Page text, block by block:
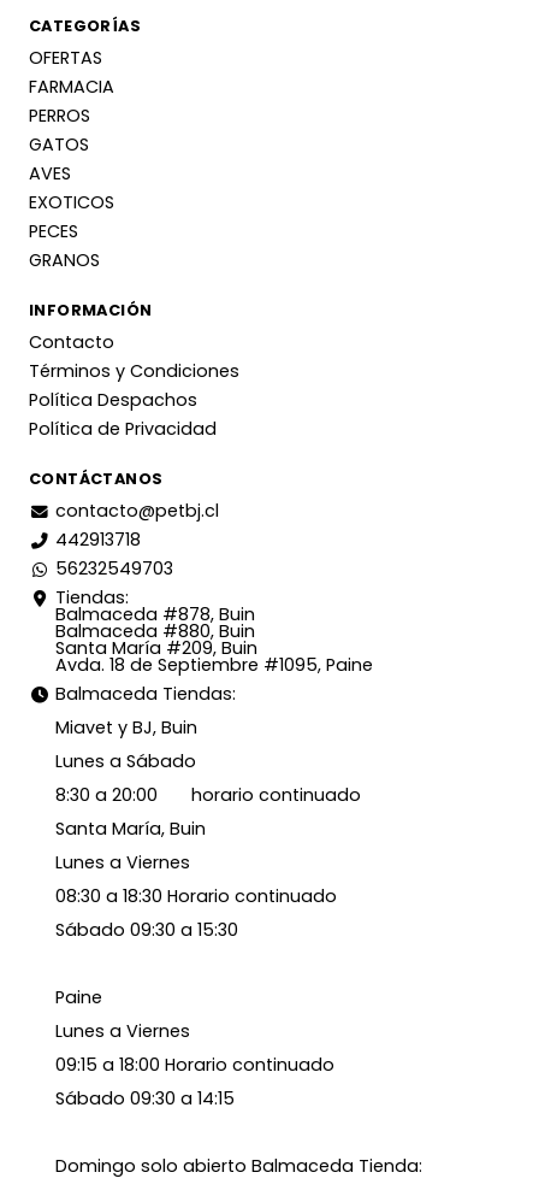
CATEGORÍAS
OFERTAS
FARMACIA
PERROS
GATOS
AVES
EXOTICOS
PECES
GRANOS
INFORMACIÓN
Contacto
Términos y Condiciones
Política Despachos
Política de Privacidad
CONTÁCTANOS
contacto@petbj.cl
442913718
56232549703
Tiendas:
Balmaceda #878, Buin
Balmaceda #880, Buin
Santa María #209, Buin
Avda. 18 de Septiembre #1095, Paine
Balmaceda Tiendas:
Miavet y BJ, Buin
Lunes a Sábado
8:30 a 20:00 horario continuado
Santa María, Buin
Lunes a Viernes
08:30 a 18:30 Horario continuado
Sábado 09:30 a 15:30
Paine
Lunes a Viernes
09:15 a 18:00 Horario continuado
Sábado 09:30 a 14:15
Domingo solo abierto Balmaceda Tienda: